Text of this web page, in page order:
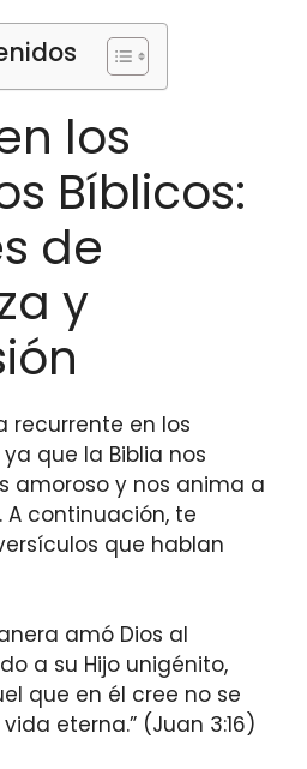
los
Bíblicos:
de
y
recurrente en los
ya que la Biblia nos
amoroso y nos anima a
continuación, te
que hablan
amó Dios al
a su Hijo unigénito,
que en él cree no se
eterna.” (Juan 3:16)